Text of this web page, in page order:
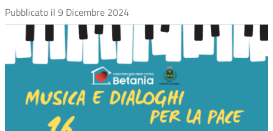
Pubblicato il 9 Dicembre 2024